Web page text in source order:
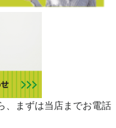
、まずは当店までお電話